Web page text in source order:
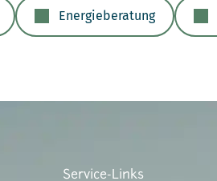
Energieberatung
Service-Links